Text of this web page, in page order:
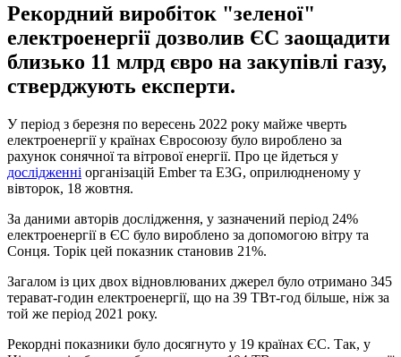
Рекордний виробіток "зеленої"
електроенергії дозволив ЄС заощадити
близько 11 млрд євро на закупівлі газу,
стверджують експерти.
У період з березня по вересень 2022 року майже чверть
електроенергії у країнах Євросоюзу було вироблено за
рахунок сонячної та вітрової енергії. Про це йдеться у
дослідженні організацій Ember та E3G, оприлюдненому у
вівторок, 18 жовтня.
За даними авторів дослідження, у зазначений період 24%
електроенергії в ЄС було вироблено за допомогою вітру та
Сонця. Торік цей показник становив 21%.
Загалом із цих двох відновлюваних джерел було отримано 345
терават-годин електроенергії, що на 39 ТВт-год більше, ніж за
той же період 2021 року.
Рекордні показники було досягнуто у 19 країнах ЄС. Так, у